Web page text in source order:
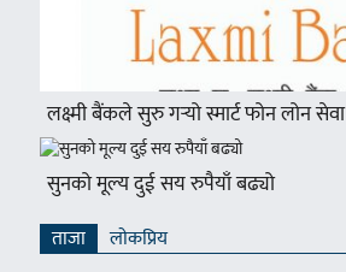
लक्ष्मी बैंकले सुरु गर्‍यो स्मार्ट फोन लोन सेवा
सुनको मूल्य दुई सय रुपैयाँ बढ्यो
ताजा लाेकप्रिय